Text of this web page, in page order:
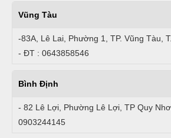
Vũng Tàu
-83A, Lê Lai, Phường 1, TP. Vũng Tàu,
- ĐT : 0643858546
Bình Định
- 82 Lê Lợi, Phường Lê Lợi, TP Quy
0903244145